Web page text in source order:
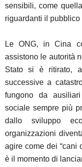
sensibili, come
riguardanti il pubblico
Le ONG, in Cina
assistono le autorità
Stato si è ritirato,
successive a
fungono da
sociale sempre più
dallo sviluppo
organizzazioni
agire come dei “cani
è il momento di